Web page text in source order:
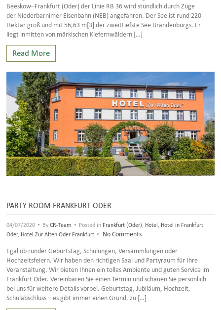
Beeskow–Frankfurt (Oder) der Linie RB 36 wird stündlich durch Züge
der Niederbarnimer Eisenbahn (NEB) angefahren. Der See ist rund 220
Hektar groß und mit 56,63 m[3] der zweittiefste See Brandenburgs. Er
liegt inmitten von märkischen Kiefernwäldern […]
Read More
PARTY ROOM FRANKFURT ODER
04/07/2020 • ByCR-Team • Posted in Frankfurt (Oder) Hotel
Hotel in Frankfurt
Oder, Hotel Zur Alten Oder Frankfurt • No Comments
Egal ob runder Geburtstag, Schulungen, Versammlungen oder
Hochzeitsfeiern. Wir haben den richtigen Saal und Partyraum für Ihre
Veranstaltung. Wir bieten Ihnen ein tolles Ambiente und guten Service im
Frankfurt Oder. Vereinbaren Sie einen Termin und schauen Sie persönlich
bei uns für weitere Details vorbei. Geburtstag, Jubiläum, Hochzeit,
Schulabschluss – es gibt immer einen Grund, zu […]